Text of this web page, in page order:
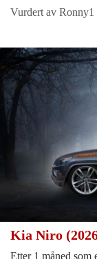
Vurdert av Ronny1
Kia Niro
Etter 1 måned som